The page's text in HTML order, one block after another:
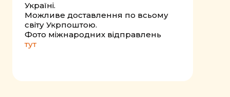
Україні.
Можливе доставлення по всьому
світу Укрпоштою.
Фото міжнародних відправлень
тут